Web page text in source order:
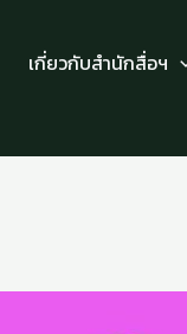
เกี่ยวกับสำนักสื่อฯ